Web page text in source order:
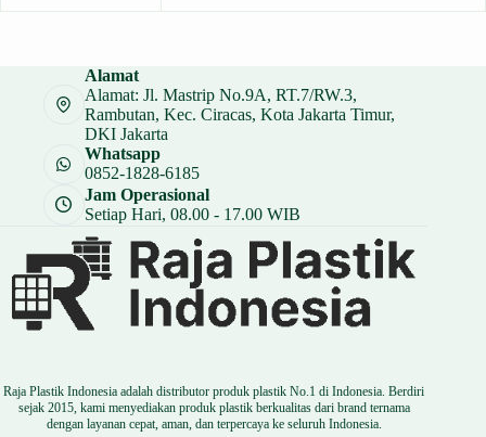
Alamat
Alamat: Jl. Mastrip No.9A, RT.7/RW.3,
Rambutan, Kec. Ciracas, Kota Jakarta Timur,
DKI Jakarta
Whatsapp
0852-1828-6185
Jam Operasional
Setiap Hari, 08.00 - 17.00 WIB
Raja Plastik Indonesia adalah distributor produk plastik No.1 di Indonesia. Berdiri
sejak 2015, kami menyediakan produk plastik berkualitas dari brand ternama
dengan layanan cepat, aman, dan terpercaya ke seluruh Indonesia.